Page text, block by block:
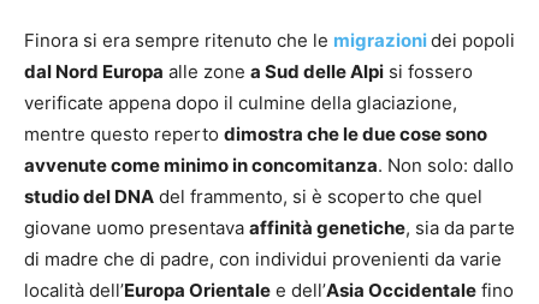
Finora si era sempre ritenuto che le migrazionidei popoli
dal Nord Europa alle zone a Sud delle Alpi si fossero
verificate appena dopo il culmine della glaciazione,
mentre questo reperto dimostra che le due cose sono
avvenute come minimo in concomitanza. Non solo: dallo
studio del DNA del frammento, si è scoperto che quel
giovane uomo presentava affinità genetiche, sia da parte
di madre che di padre, con individui provenienti da varie
località dell’Europa Orientale e dell’Asia Occidentale fino